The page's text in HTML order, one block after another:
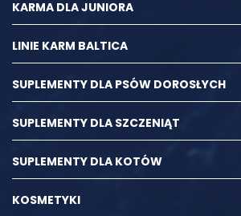
KARMA DLA JUNIORA
LINIE KARM BALTICA
SUPLEMENTY DLA PSÓW DOROSŁYCH
SUPLEMENTY DLA SZCZENIĄT
SUPLEMENTY DLA KOTÓW
KOSMETYKI